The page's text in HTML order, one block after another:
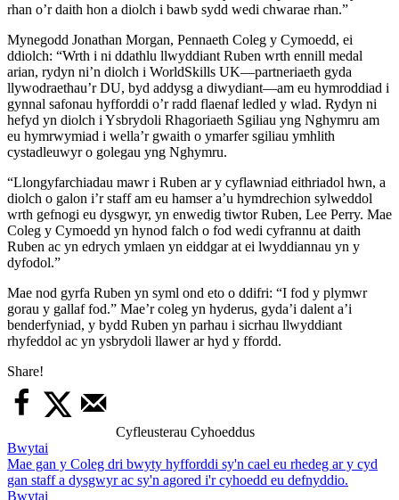
rhan o’r daith hon a diolch i bawb sydd wedi chwarae rhan.”
Mynegodd Jonathan Morgan, Pennaeth Coleg y Cymoedd, ei
ddiolch: “Wrth i ni ddathlu llwyddiant Ruben wrth ennill medal
arian, rydyn ni’n diolch i WorldSkills UK—partneriaeth gyda
llywodraethau’r DU, byd addysg a diwydiant—am eu hymroddiad i
gynnal safonau hyfforddi o’r radd flaenaf ledled y wlad. Rydyn ni
hefyd yn diolch i Ysbrydoli Rhagoriaeth Sgiliau yng Nghymru am
eu hymrwymiad i wella’r gwaith o ymarfer sgiliau ymhlith
cystadleuwyr o golegau yng Nghymru.
“Llongyfarchiadau mawr i Ruben ar y cyflawniad eithriadol hwn, a
diolch o galon i’r staff am eu hamser a’u hymdrechion sylweddol
wrth gefnogi eu dysgwyr, yn enwedig tiwtor Ruben, Lee Perry. Mae
Coleg y Cymoedd yn hynod falch o fod wedi cyfrannu at daith
Ruben ac yn edrych ymlaen yn eiddgar at ei lwyddiannau yn y
dyfodol.”
Mae nod gyrfa Ruben yn syml ond eto o ddifri: “I fod y plymwr
gorau y gallaf fod.” Mae’r coleg yn hyderus, gyda’i dalent a’i
benderfyniad, y bydd Ruben yn parhau i sicrhau llwyddiant
rhyfeddol ac yn ysbrydoli llawer ar hyd y ffordd.
Share!
Cyfleusterau Cyhoeddus
Bwytai
Mae gan y Coleg dri bwyty hyfforddi sy'n cael eu rhedeg ar y cyd
gan staff a dysgwyr ac sy'n agored i'r cyhoedd eu defnyddio.
Bwytai